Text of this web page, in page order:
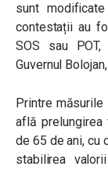
sunt
contestații au
SOS sau
Guvernul Bolojan
Printre
află
de 65 de ani, cu
stabilirea